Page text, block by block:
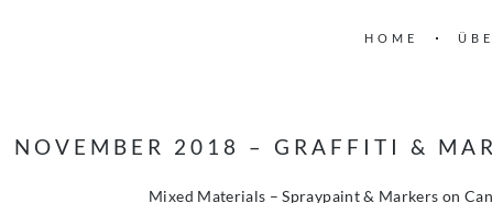
HOME
NOVEMBER 2018 – GRAFFITI &
Mixed Materials – Spraypaint & Markers on